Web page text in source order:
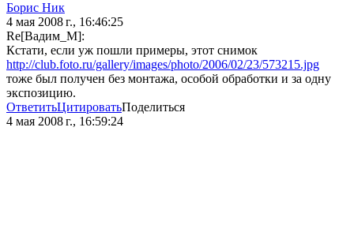
Борис Ник
4 мая 2008 г., 16:46:25
Re[Вадим_М]:
Кстати, если уж пошли примеры, этот снимок
http://club.foto.ru/gallery/images/photo/2006/02/23/573215.jpg
тоже был получен без монтажа, особой обработки и за одну
экспозицию.
ОтветитьЦитироватьПоделиться
4 мая 2008 г., 16:59:24